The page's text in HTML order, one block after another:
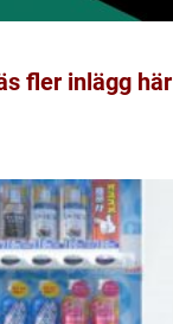
fler inlägg här